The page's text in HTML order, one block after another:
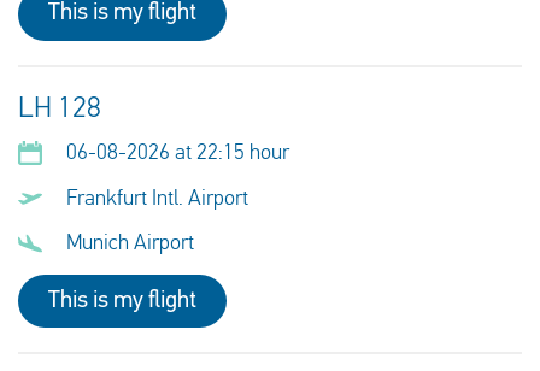
This is my flight
LH 128
06-08-2026 at 22:15 hour
Frankfurt Intl. Airport
Munich Airport
This is my flight